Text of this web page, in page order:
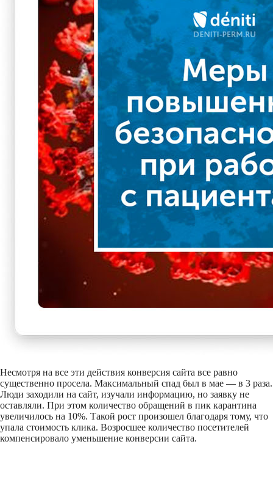
Несмотря на все эти действия конверсия сайта все равно
существенно просела. Максимальный спад был в мае — в 3 раза.
Люди заходили на сайт, изучали информацию, но заявку не
оставляли. При этом количество обращений в пик карантина
увеличилось на 10%. Такой рост произошел благодаря тому, что
упала стоимость клика. Возросшее количество посетителей
компенсировало уменьшение конверсии сайта.